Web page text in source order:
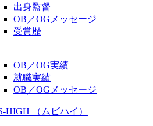
出身監督
OB／OGメッセージ
受賞歴
OB／OG実績
就職実績
OB／OGメッセージ
HIGH （ムビハイ）